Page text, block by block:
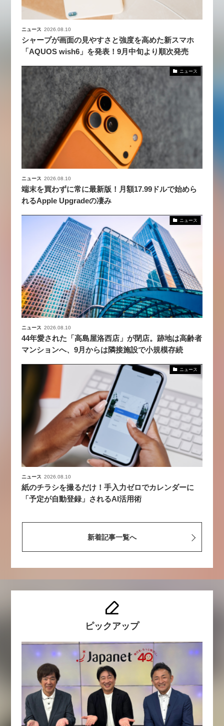
ニュース 2026.08.10
シャープが画面の見やすさと強度を高めた新スマホ
「AQUOS wish6」を発表！9月中旬より順次発売
ニュース
ニュース 2026.08.10
端末を買わずに常に最新版！月額17.99ドルで始めら
れるApple Upgradeの凄み
ニュース
ニュース 2026.08.10
44年愛された「高島屋洛西店」が閉店。跡地は高齢者
マンションへ、9月からは隣接施設で小規模存続
ニュース
ニュース 2026.08.10
紙のチラシを撮るだけ！手入力ゼロでカレンダーに
「予定が自動登録」されるAI活用術
新着記事一覧へ
ピックアップ